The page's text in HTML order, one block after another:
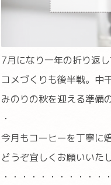
7月になり一年の折り返し
コメづくりも後半戦。中
みのりの秋を迎える準備
・
今月もコーヒーを丁寧に
どうぞ宜しくお願いいた
・・・・・・・・・・・